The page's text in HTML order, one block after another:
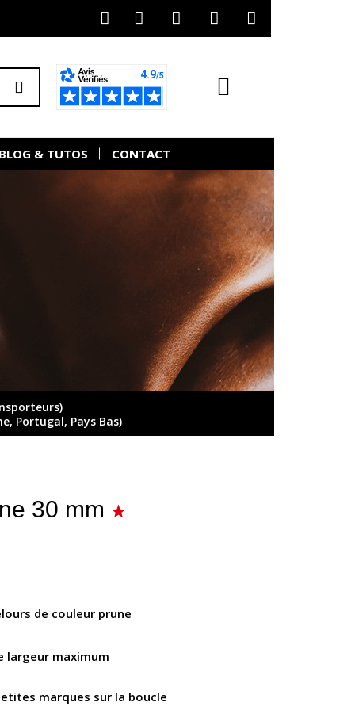
BLOG & TUTOS CONTACT
Portugal, Pays Bas)
30 mm
de couleur prune
largeur maximum
marques sur la boucle